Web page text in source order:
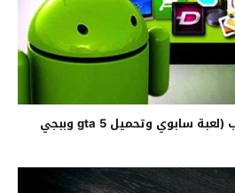
أفضل طريقة تحميل ألعاب (لعبة سابوي وتحميل gta 5 وببجي